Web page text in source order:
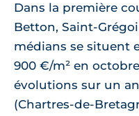
Dans la première
Betton, Saint-
médians se situent
900 €/m² en
évolutions sur un
(Chartres-de-